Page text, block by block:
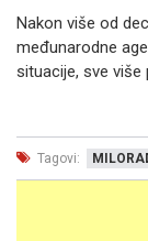
Nakon više od
međunarodne
situacije, sve
Tagovi: